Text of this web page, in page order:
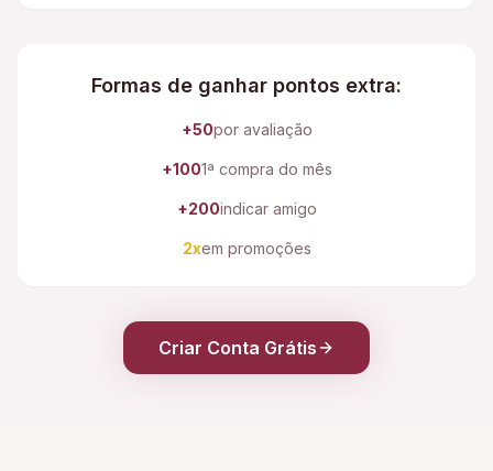
Formas de ganhar pontos extra:
+50por avaliação
+1001ª compra do mês
+200indicar amigo
2xem promoções
Criar Conta Grátis